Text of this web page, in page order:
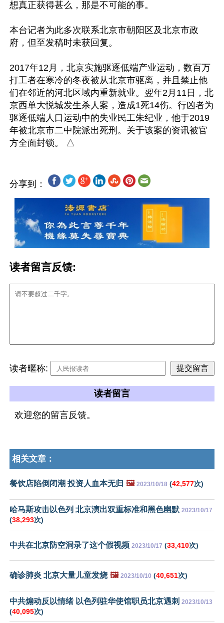
想真正获得甚么，那是不可能的事。
本台记者为此多次联系北京市朝阳区及北京市政
府，但至发稿时未获回复。
2017年12月，北京实施驱逐低端产业运动，数百万
打工者在寒冷的冬夜被从北京市驱离，并且禁止他
们在邻近的河北区域内重新就业。翌年2月11日，北
京西单大悦城发生杀人案，造成1死14伤。行凶者为
驱逐低端人口运动中的失业民工朱纪业，他于2019
年被北京市二中院派出死刑。关于该案的资讯被官
分享到：
读者留言反馈:
读者暱称:
读者留言
欢迎您的留言反馈。
相关文章：
餐饮店陷倒闭潮 投资人血本无归 🖼️ 2023/10/18 (42,577次)
哈马斯攻击以色列 北京演出双重标准和黑色幽默 2023/10/17
(38,293次)
中共在北京防空洞录了这个假视频 2023/10/17 (33,410次)
确诊肺炎 北京大量儿童发烧 🖼️ 2023/10/10 (40,651次)
中共煽动反以情绪 以色列驻华使馆职员北京遇刺 2023/10/13
(40,095次)